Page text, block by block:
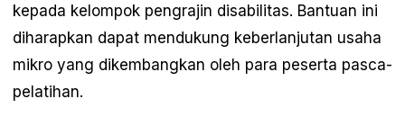
kepada kelompok pengrajin disabilitas. Bantuan ini
diharapkan dapat mendukung keberlanjutan usaha
mikro yang dikembangkan oleh para peserta pasca-
pelatihan.